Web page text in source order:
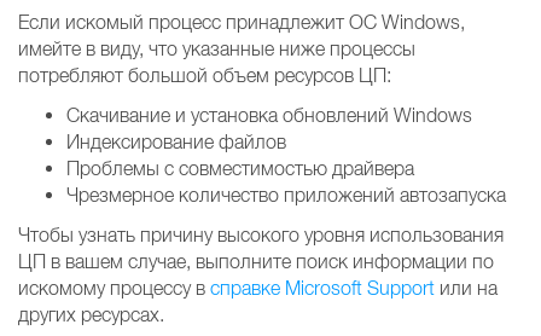
Если искомый процесс принадлежит ОС Windows,
имейте в виду, что указанные ниже процессы
потребляют большой объем ресурсов ЦП:
Скачивание и установка обновлений Windows
Индексирование файлов
Проблемы с совместимостью драйвера
Чрезмерное количество приложений автозапуска
Чтобы узнать причину высокого уровня использования
ЦП в вашем случае, выполните поиск информации по
искомому процессу в справке Microsoft Support или на
других ресурсах.